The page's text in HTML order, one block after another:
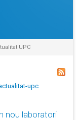
UPC
upc
nou laboratori